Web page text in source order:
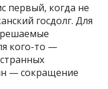
первый, когда не
госдолг. Для
кого-то —
— сокращение